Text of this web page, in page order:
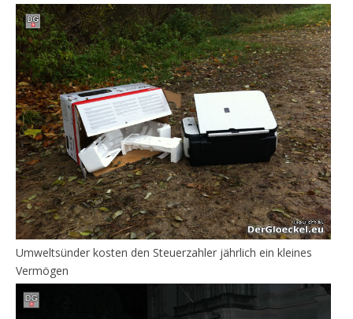
Umweltsünder kosten den Steuerzahler jährlich ein kleines
Vermögen